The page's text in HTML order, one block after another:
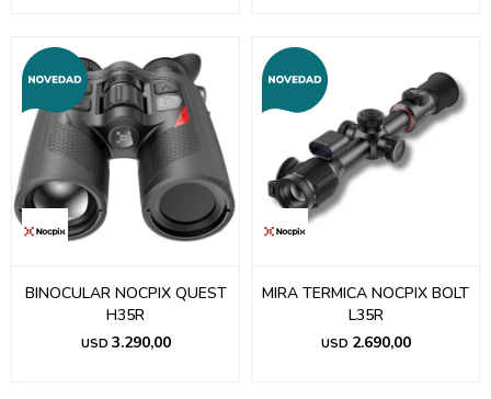
BINOCULAR NOCPIX QUEST
H35R
USD 3.290,00
MIRA TERMICA NOCPIX BOLT
L35R
USD 2.690,00